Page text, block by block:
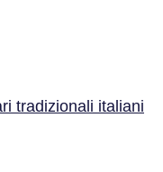
tradizionali italiani